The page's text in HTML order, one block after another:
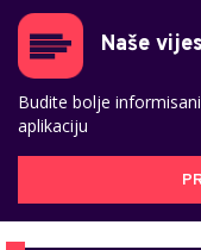
Naše
Budite bolje
aplikaciju